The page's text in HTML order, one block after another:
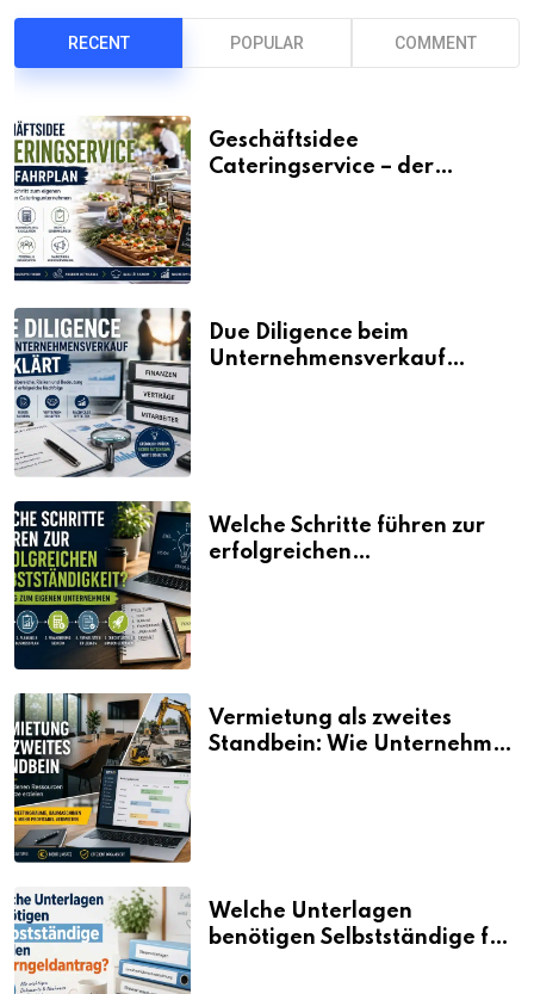
RECENT POPULAR COMMENT
Geschäftsidee
Cateringservice – der
Due Diligence beim
Unternehmensverkauf
Welche Schritte führen zur
erfolgreichen
Vermietung als zweites
Standbein: Wie Unternehmen
Welche Unterlagen
benötigen Selbstständige für